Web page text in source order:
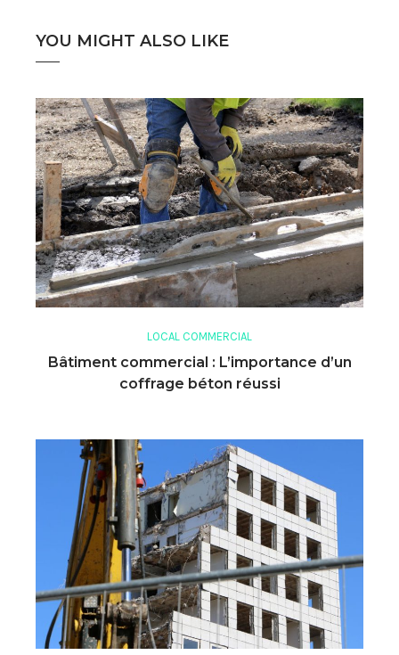
YOU MIGHT ALSO LIKE
LOCAL COMMERCIAL
Bâtiment commercial : L’importance d’un
coffrage béton réussi